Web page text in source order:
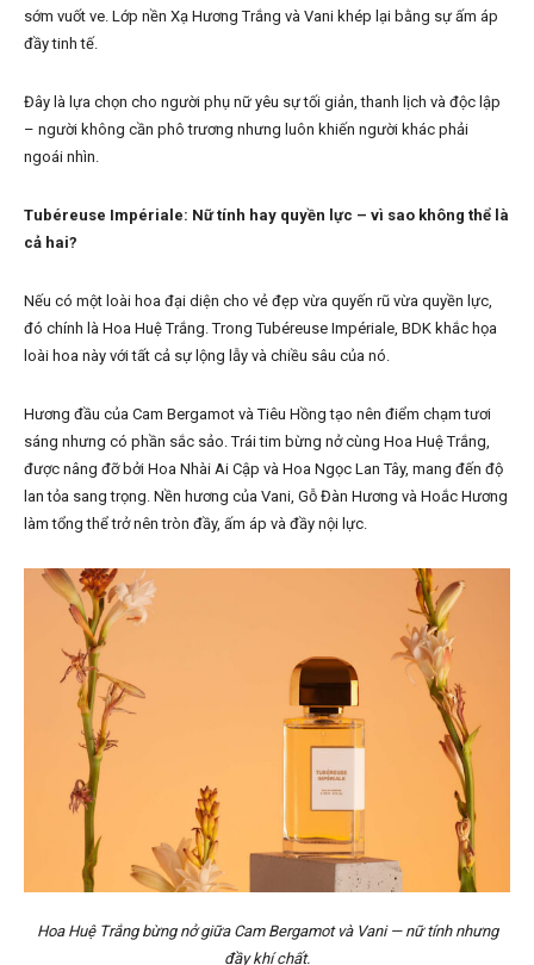
sớm vuốt ve. Lớp nền Xạ Hương Trắng và Vani khép lại bằng sự ấm áp
đầy tinh tế.
Đây là lựa chọn cho người phụ nữ yêu sự tối giản, thanh lịch và độc lập
– người không cần phô trương nhưng luôn khiến người khác phải
ngoái nhìn.
Tubéreuse Impériale: Nữ tính hay quyền lực – vì sao không thể là
cả hai?
Nếu có một loài hoa đại diện cho vẻ đẹp vừa quyến rũ vừa quyền lực,
đó chính là Hoa Huệ Trắng. Trong Tubéreuse Impériale, BDK khắc họa
loài hoa này với tất cả sự lộng lẫy và chiều sâu của nó.
Hương đầu của Cam Bergamot và Tiêu Hồng tạo nên điểm chạm tươi
sáng nhưng có phần sắc sảo. Trái tim bừng nở cùng Hoa Huệ Trắng,
được nâng đỡ bởi Hoa Nhài Ai Cập và Hoa Ngọc Lan Tây, mang đến độ
lan tỏa sang trọng. Nền hương của Vani, Gỗ Đàn Hương và Hoắc Hương
làm tổng thể trở nên tròn đầy, ấm áp và đầy nội lực.
Hoa Huệ Trắng bừng nở giữa Cam Bergamot và Vani — nữ tính nhưng
đầy khí chất.